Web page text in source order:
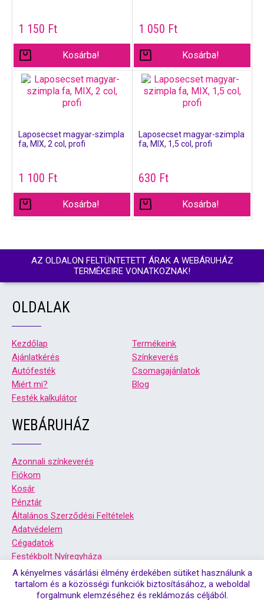
1 150 Ft
Kosárba!
1 050 Ft
Kosárba!
Laposecset magyar-szimpla
fa, MIX, 2 col, profi
1 100 Ft
Kosárba!
Laposecset magyar-szimpla
fa, MIX, 1,5 col, profi
630 Ft
Kosárba!
AZ OLDALON FELTÜNTETETT ÁRAK A WEBÁRUHÁZ
TERMÉKEIRE VONATKOZNAK!
OLDALAK
Kezdőlap
Termékeink
Ajánlatkérés
Színkeverés
Autófesték
Csomagajánlatok
Miért mi?
Blog
Festék kalkulátor
WEBÁRUHÁZ
Azonnali színkeverés
Fiókom
Kosár
Pénztár
Általános Szerződési Feltételek
Adatvédelem
Cégadatok
Festékbolt Nyíregyháza
Festékbolt Debrecen
A kényelmes vásárlási élmény érdekében sütiket használunk a
tartalom és a közösségi funkciók biztosításához, a weboldal
forgalmunk elemzéséhez és reklámozás céljából.